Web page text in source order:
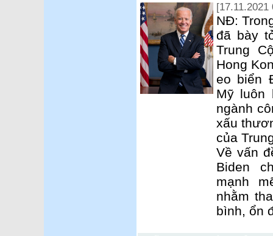
[17.11.2021
NĐ:
đã bày
Trung
Hong
eo biển
Mỹ luôn
ngành
xấu
của
Về vấn
Biden
mạnh
nhằm
bình, ổn